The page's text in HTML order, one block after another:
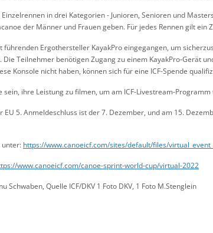
in drei Kategorien - Junioren, Senioren und
der Männer und Frauen geben. Für jedes Rennen gilt ein
Ergothersteller KayakPro eingegangen, um
Teilnehmer benötigen Zugang zu einem KayakPro-Gerät
Konsole nicht haben, können sich für eine ICF-Spende
ihre Leistung zu filmen, um am ICF-Livestream-
5. Anmeldeschluss ist der 7. Dezember, und am 15.
unter: https://www.canoeicf.com/sites/default/files/
www.canoeicf.com/canoe-sprint-world-cup/virtual-2022
Schwaben, Quelle ICF/DKV 1 Foto DKV, 1 Foto M.Stenglein